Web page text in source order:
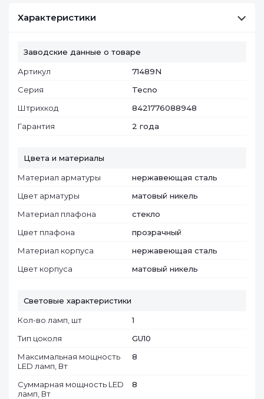
Характеристики
Заводские данные о товаре
Артикул
71489N
Серия
Tecno
Штрихкод
8421776088948
Гарантия
2 года
Цвета и материалы
Материал арматуры
нержавеющая сталь
Цвет арматуры
матовый никель
Материал плафона
стекло
Цвет плафона
прозрачный
Материал корпуса
нержавеющая сталь
Цвет корпуса
матовый никель
Световые характеристики
Кол-во ламп, шт
1
Тип цоколя
GU10
Максимальная мощность
LED ламп, Вт
8
Суммарная мощность LED
ламп, Вт
8